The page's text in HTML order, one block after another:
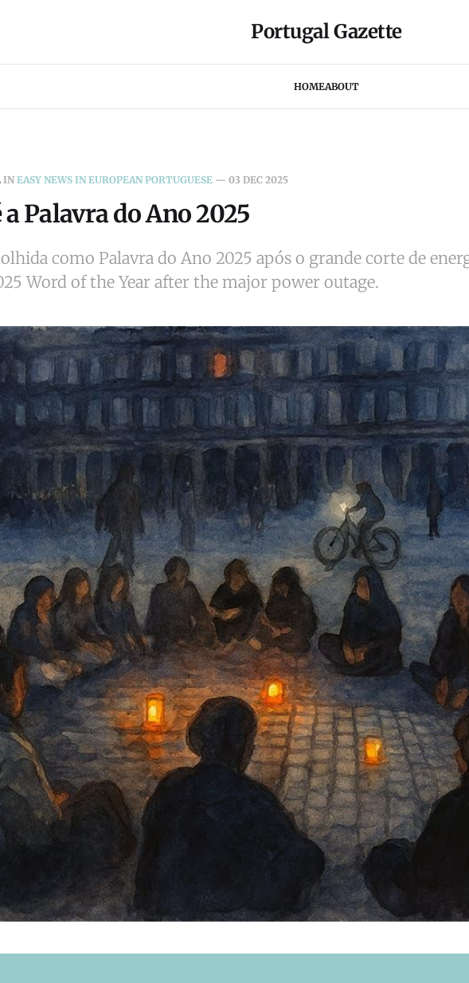
Portugal Gazette
HOMEABOUT
IN EASY NEWS IN EUROPEAN PORTUGUESE — 03 DEC 2025
Palavra do Ano 2025
como Palavra do Ano 2025 após o grande corte de
Word of the Year after the major power outage.